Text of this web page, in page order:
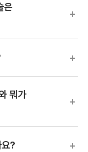
은
+
+
뭐가
+
? +